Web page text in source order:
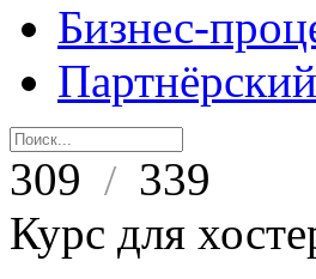
Бизнес-
309 / 339
Курс для